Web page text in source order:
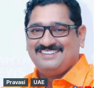
Pravasi UAE